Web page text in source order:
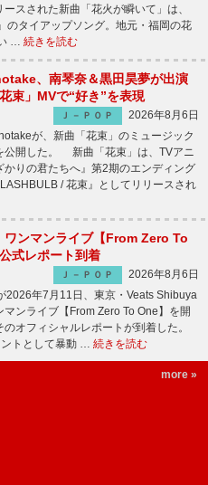
ースされた新曲「花火が瞬いて」は、
のタイアップソング。地元・福岡の花
… 続きを読む
、南琴奈＆黒田昊夢が出演
束」MVで“好き”を表現
Ｊ－ＰＯＰ
2026年8月6日
が、新曲「花束」のミュージック
公開した。 新曲「花束」は、TVアニ
かりの君たちへ』第2期のエンディング
/ 花束』としてリリースされ
ンマンライブ【From Zero To
式レポート到着
Ｊ－ＰＯＰ
2026年8月6日
年7月11日、東京・Veats Shibuya
マンライブ【From Zero To One】を開
のオフィシャルレポートが到着した。
トとして暴動 … 続きを読む
more »